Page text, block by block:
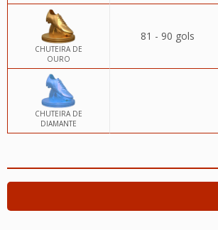
CHUTEIRA DE
OURO
81 - 90 gols
CHUTEIRA DE
DIAMANTE